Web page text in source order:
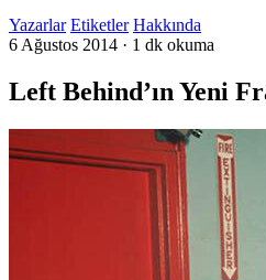
Yazarlar Etiketler Hakkında
6 Ağustos 2014 · 1 dk okuma
Left Behind’ın Yeni